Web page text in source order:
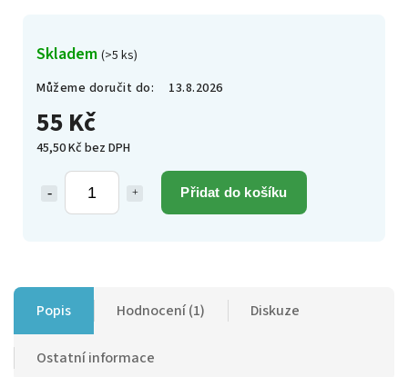
55 Kč
45,50 Kč bez DPH
Přidat do košíku
Skladem (>5 ks)
Můžeme doručit do:
13.8.2026
Popis Hodnocení (1) Diskuze
Ostatní informace